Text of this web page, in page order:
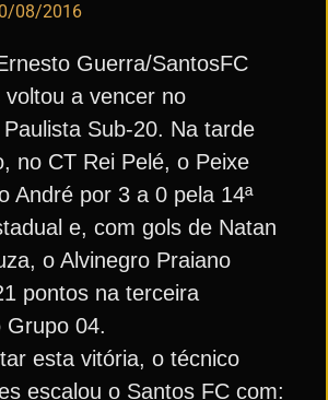
08/2016
Guerra/SantosFC
a vencer no
Sub-20. Na tarde
no CT Rei Pelé, o Peixe
André por 3 a 0 pela 14ª
e, com gols de Natan
o Alvinegro Praiano
pontos na terceira
Grupo 04.
esta vitória, o técnico
escalou o Santos FC com: